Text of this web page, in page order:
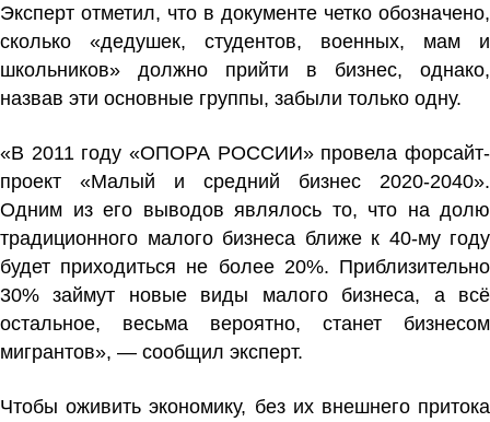
Эксперт отметил, что в документе четко обозначено,
сколько «дедушек, студентов, военных, мам и
школьников» должно прийти в бизнес, однако,
назвав эти основные группы, забыли только одну.
«В 2011 году «ОПОРА РОССИИ» провела форсайт-
проект «Малый и средний бизнес 2020-2040».
Одним из его выводов являлось то, что на долю
традиционного малого бизнеса ближе к 40-му году
будет приходиться не более 20%. Приблизительно
30% займут новые виды малого бизнеса, а всё
остальное, весьма вероятно, станет бизнесом
мигрантов», — сообщил эксперт.
Чтобы оживить экономику, без их внешнего притока